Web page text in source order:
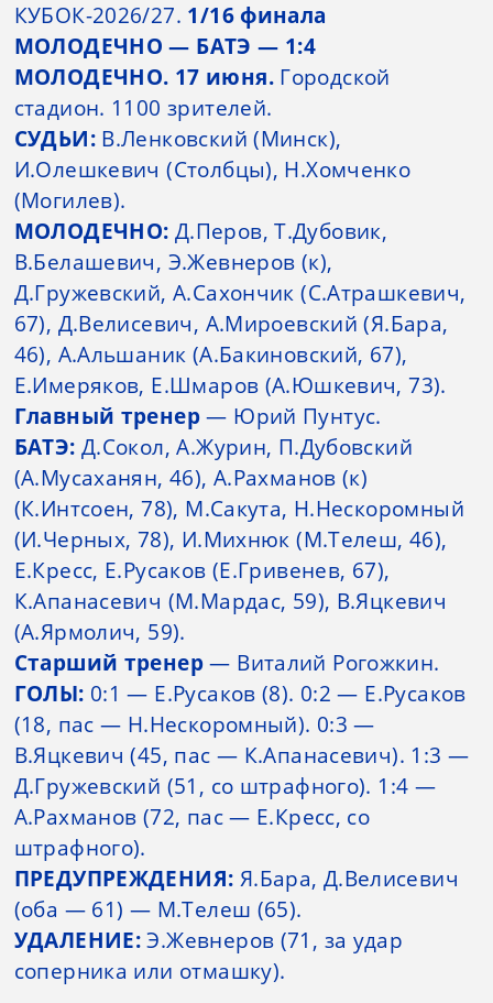
КУБОК-2026/27. 1/16 финала
МОЛОДЕЧНО — БАТЭ — 1:4
МОЛОДЕЧНО. 17 июня. Городской
стадион. 1100 зрителей.
СУДЬИ: В.Ленковский (Минск),
И.Олешкевич (Столбцы), Н.Хомченко
(Могилев).
МОЛОДЕЧНО: Д.Перов, Т.Дубовик,
В.Белашевич, Э.Жевнеров (к),
Д.Гружевский, А.Сахончик (С.Атрашкевич,
67), Д.Велисевич, А.Мироевский (Я.Бара,
46), А.Альшаник (А.Бакиновский, 67),
Е.Имеряков, Е.Шмаров (А.Юшкевич, 73).
Главный тренер— Юрий Пунтус.
БАТЭ: Д.Сокол, А.Журин, П.Дубовский
(А.Мусаханян, 46), А.Рахманов (к)
(К.Интсоен, 78), М.Сакута, Н.Нескоромный
(И.Черных, 78), И.Михнюк (М.Телеш, 46),
Е.Кресс, Е.Русаков (Е.Гривенев, 67),
К.Апанасевич (М.Мардас, 59), В.Яцкевич
(А.Ярмолич, 59).
Старший тренер— Виталий Рогожкин.
ГОЛЫ: 0:1 — Е.Русаков (8). 0:2 — Е.Русаков
(18, пас — Н.Нескоромный). 0:3 —
В.Яцкевич (45, пас — К.Апанасевич). 1:3 —
Д.Гружевский (51, со штрафного). 1:4 —
А.Рахманов (72, пас — Е.Кресс, со
штрафного).
ПРЕДУПРЕЖДЕНИЯ: Я.Бара, Д.Велисевич
(оба — 61) — М.Телеш (65).
УДАЛЕНИЕ:Э.Жевнеров (71, за удар
соперника или отмашку).